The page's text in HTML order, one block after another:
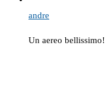
andre
Un aereo bellissimo!